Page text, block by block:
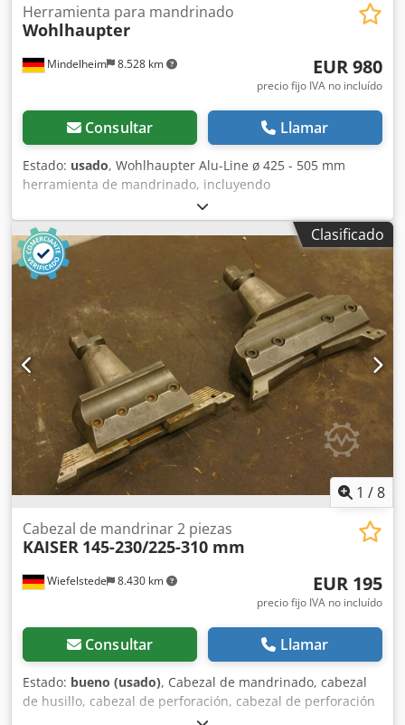
Mindelheim 8.528 km
Herramienta para mandrinado
Wohlhaupter
EUR 980
precio fijo IVA no incluído
Consultar Llamar
Estado: usado, Wohlhaupter Alu-Line ø 425 - 505 mm
herramienta de mandrinado, incluyendo
portaherramientas SK 50 Dedpjwxw Icjfx Algswa
Clasificado
1 /8
Wiefelstede 8.430 km
Cabezal de mandrinar 2 piezas
KAISER 145-230/225-310 mm
EUR 195
precio fijo IVA no incluído
Consultar Llamar
Estado: bueno (usado), Cabezal de mandrinado, cabezal
de husillo, cabezal de perforación, cabezal de perforación
con inserción, cabezal con inserción, cabezal de